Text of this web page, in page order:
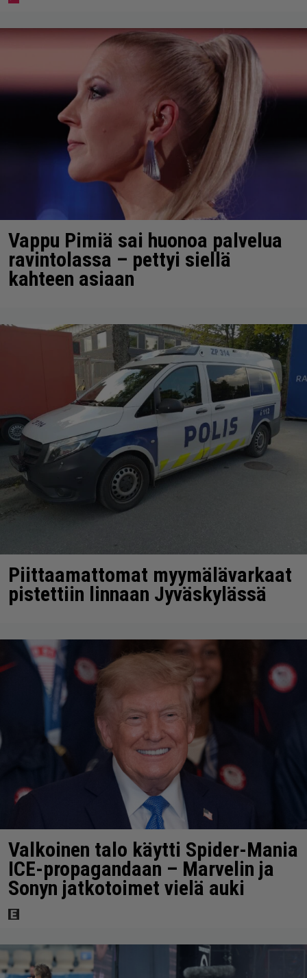
Vappu Pimiä sai huonoa palvelua
ravintolassa – pettyi siellä
kahteen asiaan
Piittaamattomat myymälävarkaat
pistettiin linnaan Jyväskylässä
Valkoinen talo käytti Spider-Mania
ICE-propagandaan – Marvelin ja
Sonyn jatkotoimet vielä auki